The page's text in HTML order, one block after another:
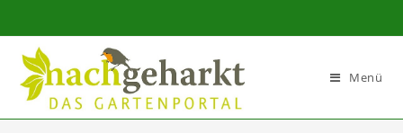
Sidebar-
Inhalt
Menü